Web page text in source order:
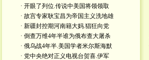
· 开眼了列位.传说中美国将领领取
· 故宫专家耿宝昌为帝国主义洗地雄
· 新疆封控期河南籍大妈.猖狂向党
· 倒查万维4年半谁为俄布查大屠杀
· 俄乌战4年半.美国学者米尔斯海默
· 党中央绝对正义电视台贺喜.伊军